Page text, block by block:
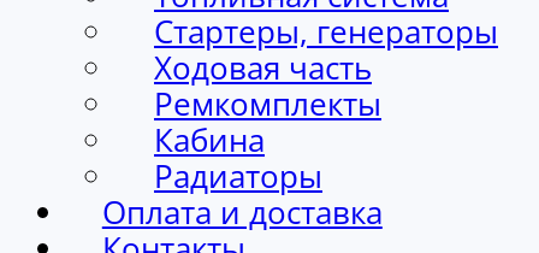
Стартеры, генераторы
Ходовая часть
Ремкомплекты
Кабина
Радиаторы
Оплата и доставка